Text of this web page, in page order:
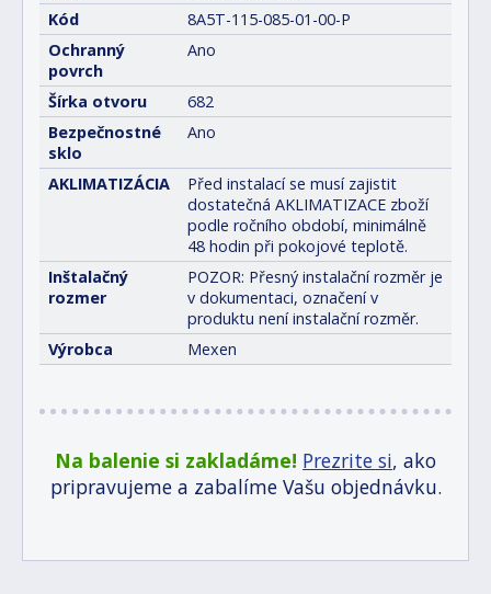
Kód
8A5T-115-085-01-00-P
Ochranný
povrch
Ano
Šírka otvoru
682
Bezpečnostné
sklo
Ano
AKLIMATIZÁCIA
Před instalací se musí zajistit
dostatečná AKLIMATIZACE zboží
podle ročního období, minimálně
48 hodin při pokojové teplotě.
Inštalačný
rozmer
POZOR: Přesný instalační rozměr je
v dokumentaci, označení v
produktu není instalační rozměr.
Výrobca
Mexen
Na balenie si zakladáme! Prezrite si, ako
pripravujeme a zabalíme Vašu objednávku.